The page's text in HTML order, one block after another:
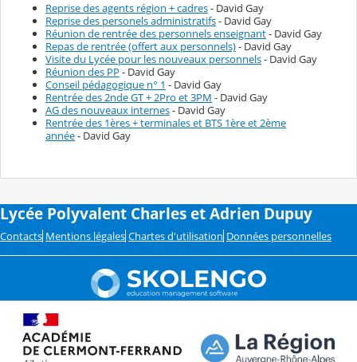
Reprise des agents région + cadres- David Gay
Reprise des personels administratifs- David Gay
Réunion de rentrée des personnels enseignant- David Gay
Repas de rentrée (offert aux personnels)- David Gay
Visite du Lycée pour les nouveaux personnels- David Gay
Réunion des PP - David Gay
Conseil pédagogique n° 1 - David Gay
Rentrée des 2nde GT + 2Pro et 3PM - David Gay
AG des nouveaux internes- David Gay
Rentrée des 1ères + terminales et BTS 1ère et 2ème
année- David Gay
Lycée Polyvalent Charles et Adrien Dupuy
Contacts Mentions légales Chartes d'utilisation Données personnelles